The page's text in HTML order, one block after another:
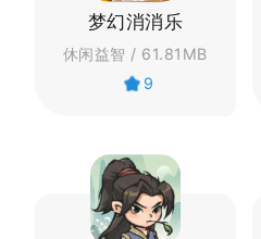
梦幻消消乐
休闲益智 / 61.81MB
9